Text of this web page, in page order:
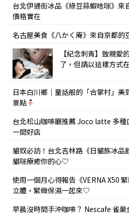
台北伊通街冰品《綠豆蒜蝦啥咪》來
價格實在
名古屋美食《八かく庵》來自京都的
【紀念刺青】致親愛
了，但請以這樣方式
日本白川鄉｜童話般的「合掌村」
景點
台北松山咖啡廳推薦 Joco latte 多
一間好店
貓奴必訪！台北吉林路《日貓族冰品
貓咪療癒你的心♡
使用一個月心得報告《VERNA X50
立體，緊緻保濕一起來♡
早晨沒時間手沖咖啡？ Nescafe 雀